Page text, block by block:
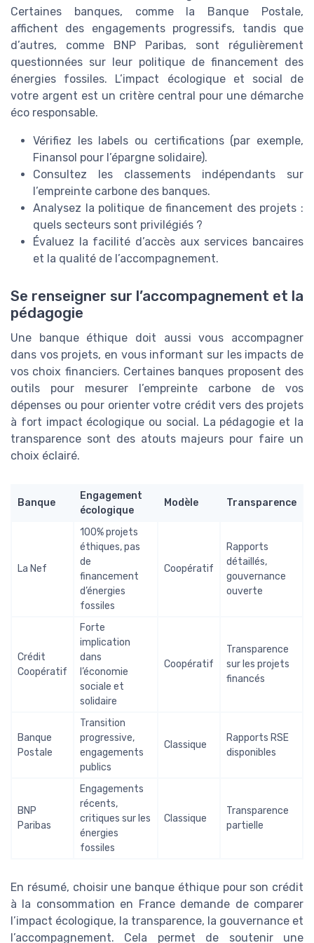
Certaines banques, comme la Banque Postale,
affichent des engagements progressifs, tandis que
d’autres, comme BNP Paribas, sont régulièrement
questionnées sur leur politique de financement des
énergies fossiles. L’impact écologique et social de
votre argent est un critère central pour une démarche
éco responsable.
Vérifiez les labels ou certifications (par exemple,
Finansol pour l’épargne solidaire).
Consultez les classements indépendants sur
l’empreinte carbone des banques.
Analysez la politique de financement des projets :
quels secteurs sont privilégiés ?
Évaluez la facilité d’accès aux services bancaires
et la qualité de l’accompagnement.
Se renseigner sur l’accompagnement et la
pédagogie
Une banque éthique doit aussi vous accompagner
dans vos projets, en vous informant sur les impacts de
vos choix financiers. Certaines banques proposent des
outils pour mesurer l’empreinte carbone de vos
dépenses ou pour orienter votre crédit vers des projets
à fort impact écologique ou social. La pédagogie et la
transparence sont des atouts majeurs pour faire un
choix éclairé.
Banque
Engagement
écologique
Modèle Transparence
La Nef
100% projets
éthiques, pas
de
financement
d’énergies
fossiles
Coopératif
Rapports
détaillés,
gouvernance
ouverte
Crédit
Coopératif
Forte
implication
dans
l’économie
sociale et
solidaire
Coopératif
Transparence
sur les projets
financés
Banque
Postale
Transition
progressive,
engagements
publics
Classique
Rapports RSE
disponibles
BNP
Paribas
Engagements
récents,
critiques sur les
énergies
fossiles
Classique
Transparence
partielle
En résumé, choisir une banque éthique pour son crédit
à la consommation en France demande de comparer
l’impact écologique, la transparence, la gouvernance et
l’accompagnement. Cela permet de soutenir une